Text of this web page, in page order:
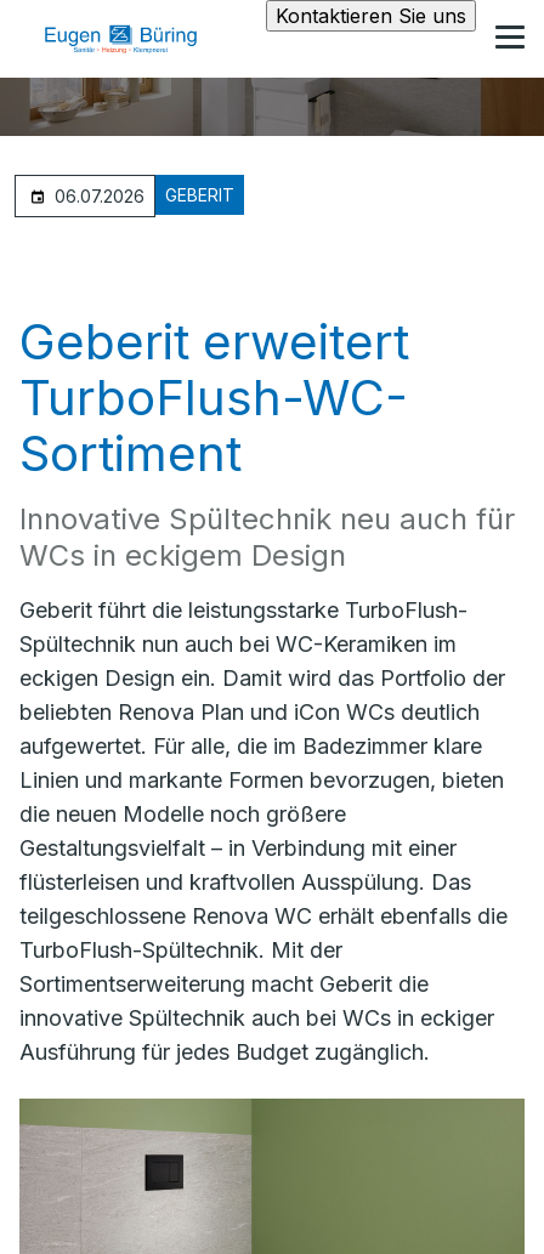
Kontaktieren Sie uns
06.07.2026 GEBERIT
Geberit erweitert
TurboFlush-WC-
Sortiment
Innovative Spültechnik neu auch für
WCs in eckigem Design
Geberit führt die leistungsstarke TurboFlush-
Spültechnik nun auch bei WC-Keramiken im
eckigen Design ein. Damit wird das Portfolio der
beliebten Renova Plan und iCon WCs deutlich
aufgewertet. Für alle, die im Badezimmer klare
Linien und markante Formen bevorzugen, bieten
die neuen Modelle noch größere
Gestaltungsvielfalt – in Verbindung mit einer
flüsterleisen und kraftvollen Ausspülung. Das
teilgeschlossene Renova WC erhält ebenfalls die
TurboFlush-Spültechnik. Mit der
Sortimentserweiterung macht Geberit die
innovative Spültechnik auch bei WCs in eckiger
Ausführung für jedes Budget zugänglich.